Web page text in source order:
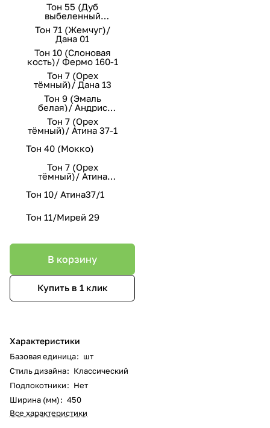
Тон 55 (Дуб
выбеленный
премиум)/ Стефани
149-2
Тон 71 (Жемчуг)/
Дана 01
Тон 10 (Слоновая
кость)/ Фермо 160-1
Тон 7 (Орех
тёмный)/ Дана 13
Тон 9 (Эмаль
белая)/ Андрис
Вензель 160 беж
Тон 7 (Орех
тёмный)/ Атина 37-1
Тон 40 (Мокко)
Тон 7 (Орех
тёмный)/ Атина
Тон 10/ Атина37/1
Тон 11/Мирей 29
В корзину
Купить в 1 клик
Характеристики
Базовая единица: шт
Стиль дизайна: Классический
Подлокотники: Нет
Ширина (мм): 450
Все характеристики